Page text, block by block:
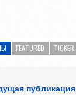
FEATURED TICKER
публикация